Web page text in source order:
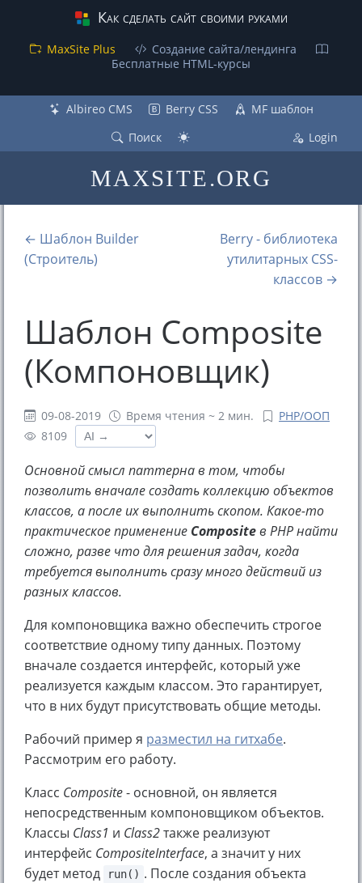
Как сделать сайт своими руками
MaxSite Plus
Создание сайта/лендинга
Бесплатные НТML-курсы
MAXSITE.ORG
Albireo CMS Berry CSS
MF шаблон
Поиск
Login
← Шаблон Builder
(Строитель)
Berry - библиотека
утилитарных CSS-
классов →
Шаблон Composite
(Компоновщик)
09-08-2019 Время чтения ~ 2 мин.
PHP/ООП
8109
Основной смысл паттерна в том, чтобы
позволить вначале создать коллекцию объектов
классов, а после их выполнить скопом. Какое-то
практическое применение Compositeв PHP найти
сложно, разве что для решения задач, когда
требуется выполнить сразу много действий из
разных классов.
Для компоновщика важно обеспечить строгое
соответствие одному типу данных. Поэтому
вначале создается интерфейс, который уже
реализуется каждым классом. Это гарантирует,
что в них будут присутствовать общие методы.
Рабочий пример я разместил на гитхабе.
Рассмотрим его работу.
Класс Composite- основной, он является
непосредственным компоновщиком объектов.
Классы Class1 и Class2также реализуют
интерфейс CompositeInterface, а значит у них
будет метод
run() . После создания объекта